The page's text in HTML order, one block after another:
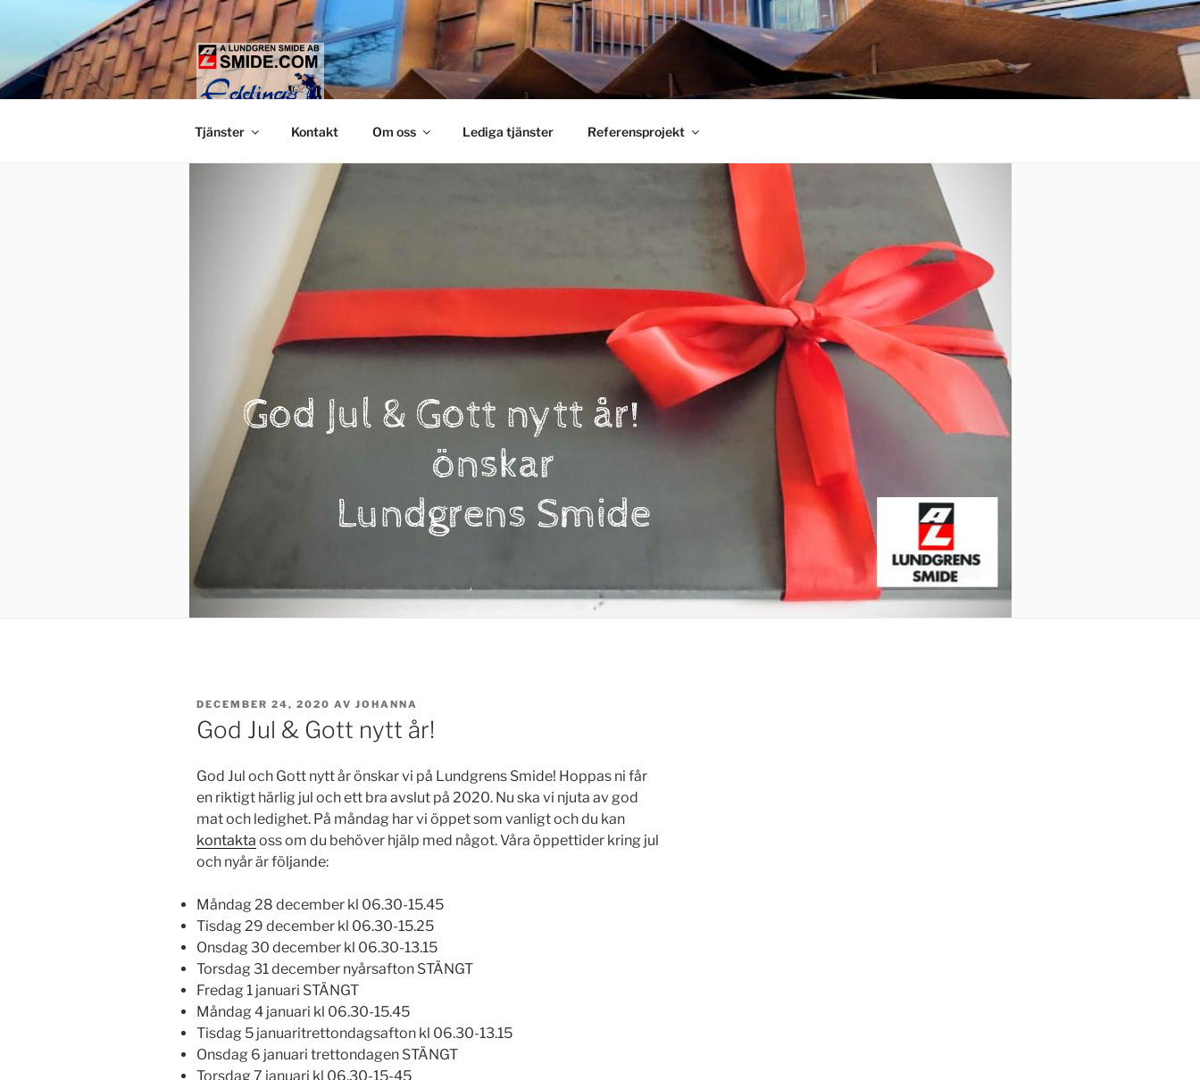
innehåll
LUNDGRENS SMIDE
Smide och glaspartier i Stockholm
Tjänster Kontakt Om oss Lediga tjänster Referensprojekt
PUBLICERAT
DECEMBER 24, 2020 AV JOHANNA
God Jul & Gott nytt år!
God Jul och Gott nytt år önskar vi på Lundgrens Smide! Hoppas ni får
en riktigt härlig jul och ett bra avslut på 2020. Nu ska vi njuta av god
mat och ledighet. På måndag har vi öppet som vanligt och du kan
kontakta oss om du behöver hjälp med något. Våra öppettider kring jul
och nyår är följande:
Måndag 28 december kl 06.30-15.45
Tisdag 29 december kl 06.30-15.25
Onsdag 30 december kl 06.30-13.15
Torsdag 31 december nyårsafton STÄNGT
Fredag 1 januari STÄNGT
Måndag 4 januari kl 06.30-15.45
Tisdag 5 januaritrettondagsafton kl 06.30-13.15
Onsdag 6 januari trettondagen STÄNGT
Torsdag 7 januari kl 06.30-15-45